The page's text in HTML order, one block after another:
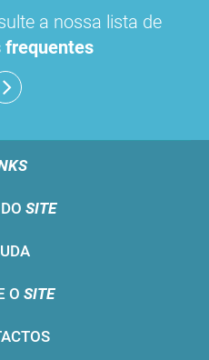
a nossa lista de
frequentes
SITE
O SITE